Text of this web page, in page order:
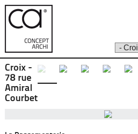
Croix -
78 rue
Amiral
Courbet